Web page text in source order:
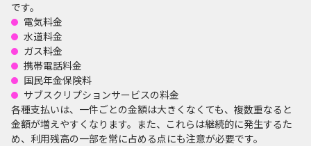
です。
電気料金
水道料金
ガス料金
携帯電話料金
国民年金保険料
サブスクリプションサービスの料金
各種支払いは、一件ごとの金額は大きくなくても、複数重なると
金額が増えやすくなります。また、これらは継続的に発生するた
め、利用残高の一部を常に占める点にも注意が必要です。